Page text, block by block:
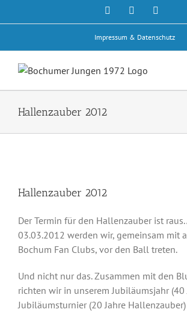
Inhalt
Facebook
Impressum & Datenschutz
Hallenzauber 2012
Hallenzauber 2012
Der Termin für den Hallenzauber ist raus.
03.03.2012 werden wir, gemeinsam mit
Bochum Fan Clubs, vor den Ball treten.
Und nicht nur das. Zusammen mit den
richten wir in unserem Jubiläumsjahr (40
Jubiläumsturnier (20 Jahre